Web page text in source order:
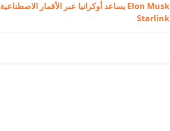
Elon Musk يساعد أوكرانيا عبر الأقمار الاصطناعية
Starlink